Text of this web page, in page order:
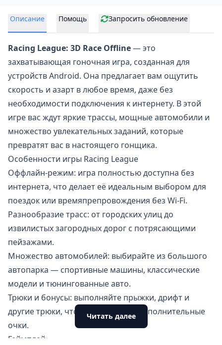
Описание Помощь Запросить обновление
Racing League: 3D Race Offline— это
захватывающая гоночная игра, созданная для
устройств Android. Она предлагает вам ощутить
скорость и азарт в любое время, даже без
необходимости подключения к интернету. В этой
игре вас ждут яркие трассы, мощные автомобили и
множество увлекательных заданий, которые
превратят вас в настоящего гонщика.
Особенности игры Racing League
Оффлайн-режим: игра полностью доступна без
интернета, что делает её идеальным выбором для
поездок или времяпрепровождения без Wi-Fi.
Разнообразие трасс: от городских улиц до
извилистых загородных дорог с потрясающими
пейзажами.
Множество автомобилей: выбирайте из большого
автопарка — спортивные машины, классические
модели и тюнингованные авто.
Трюки и бонусы: выполняйте прыжки, дрифт и
другие трюки, чтобы заработать дополнительные
очки.
Геймплей
Читать далее